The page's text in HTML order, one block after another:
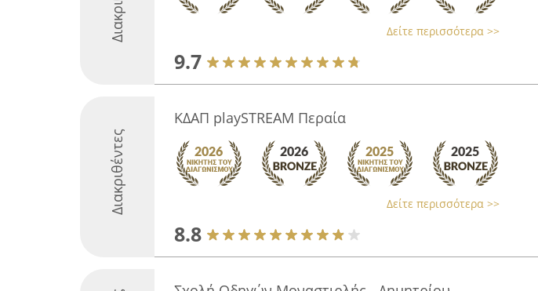
Δείτε περισσότερα >>
9.7
Διακριθέντες
ΚΔΑΠ playSTREAM Περαία
Δείτε περισσότερα >>
8.8